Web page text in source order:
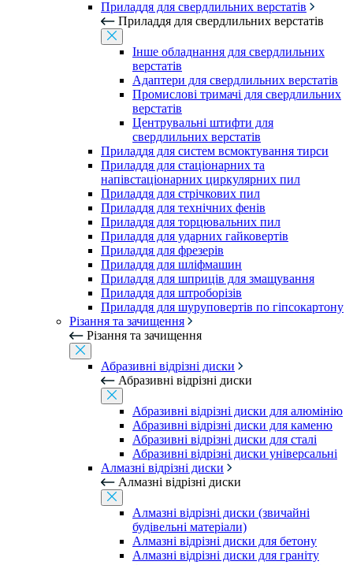
Приладдя для свердлильних верстатів
Приладдя для свердлильних верстатів
Інше обладнання для свердлильних
верстатів
Адаптери для свердлильних верстатів
Промислові тримачі для свердлильних
верстатів
Центрувальні штифти для
свердлильних верстатів
Приладдя для систем всмоктування тирси
Приладдя для стаціонарних та
напівстаціонарних циркулярних пил
Приладдя для стрічкових пил
Приладдя для технічних фенів
Приладдя для торцювальних пил
Приладдя для ударних гайковертів
Приладдя для фрезерів
Приладдя для шліфмашин
Приладдя для шприців для змащування
Приладдя для штроборізів
Приладдя для шуруповертів по гіпсокартону
Різання та зачищення
Різання та зачищення
Абразивні відрізні диски
Абразивні відрізні диски
Абразивні відрізні диски для алюмінію
Абразивні відрізні диски для каменю
Абразивні відрізні диски для сталі
Абразивні відрізні диски універсальні
Алмазні відрізні диски
Алмазні відрізні диски
Алмазні відрізні диски (звичайні
будівельні матеріали)
Алмазні відрізні диски для бетону
Алмазні відрізні диски для граніту